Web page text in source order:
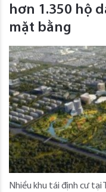
hơn 1.350 hộ
mặt bằng
Nhiều khu tái định cư